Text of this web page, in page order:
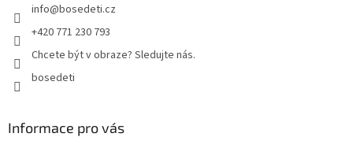
info@bosedeti.cz
+420 771 230 793
Chcete být v obraze? Sledujte nás.
bosedeti
Informace pro vás